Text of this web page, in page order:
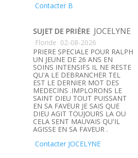
Contacter B
SUJET DE PRIÈRE JOCELYNE
Floride 02-08-2026
PRIERE SPECIALE POUR RALPH
UN JEUNE DE 26 ANS EN
SOINS INTENSIFS IL NE RESTE
QU'A LE DEBRANCHER TEL
EST LE DERNIER MOT DES
MEDECINS .IMPLORONS LE
SAINT DIEU TOUT PUISSANT
EN SA FAVEUR JE SAIS QUE
DIEU AGIT TOUJOURS LA OU
CELA SENT MAUVAIS QU'IL
AGISSE EN SA FAVEUR .
Contacter JOCELYNE